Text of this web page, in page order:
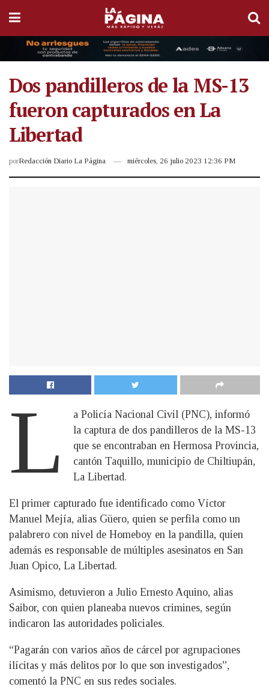
Dos pandilleros de la MS-13
fueron capturados en La
Libertad
porRedacción Diario La Página miércoles, 26 julio 2023 12:36 PM
L
a Policía Nacional Civil (PNC), informó
la captura de dos pandilleros de la MS-13
que se encontraban en Hermosa Provincia,
cantón Taquillo, municipio de Chiltiupán,
La Libertad.
El primer capturado fue identificado como Víctor
Manuel Mejía, alias Güero, quien se perfila como un
palabrero con nivel de Homeboy en la pandilla, quien
además es responsable de múltiples asesinatos en San
Juan Opico, La Libertad.
Asimismo, detuvieron a Julio Ernesto Aquino, alias
Saibor, con quien planeaba nuevos crimines, según
indicaron las autoridades policiales.
“Pagarán con varios años de cárcel por agrupaciones
ilícitas y más delitos por lo que son investigados”,
comentó la PNC en sus redes sociales.